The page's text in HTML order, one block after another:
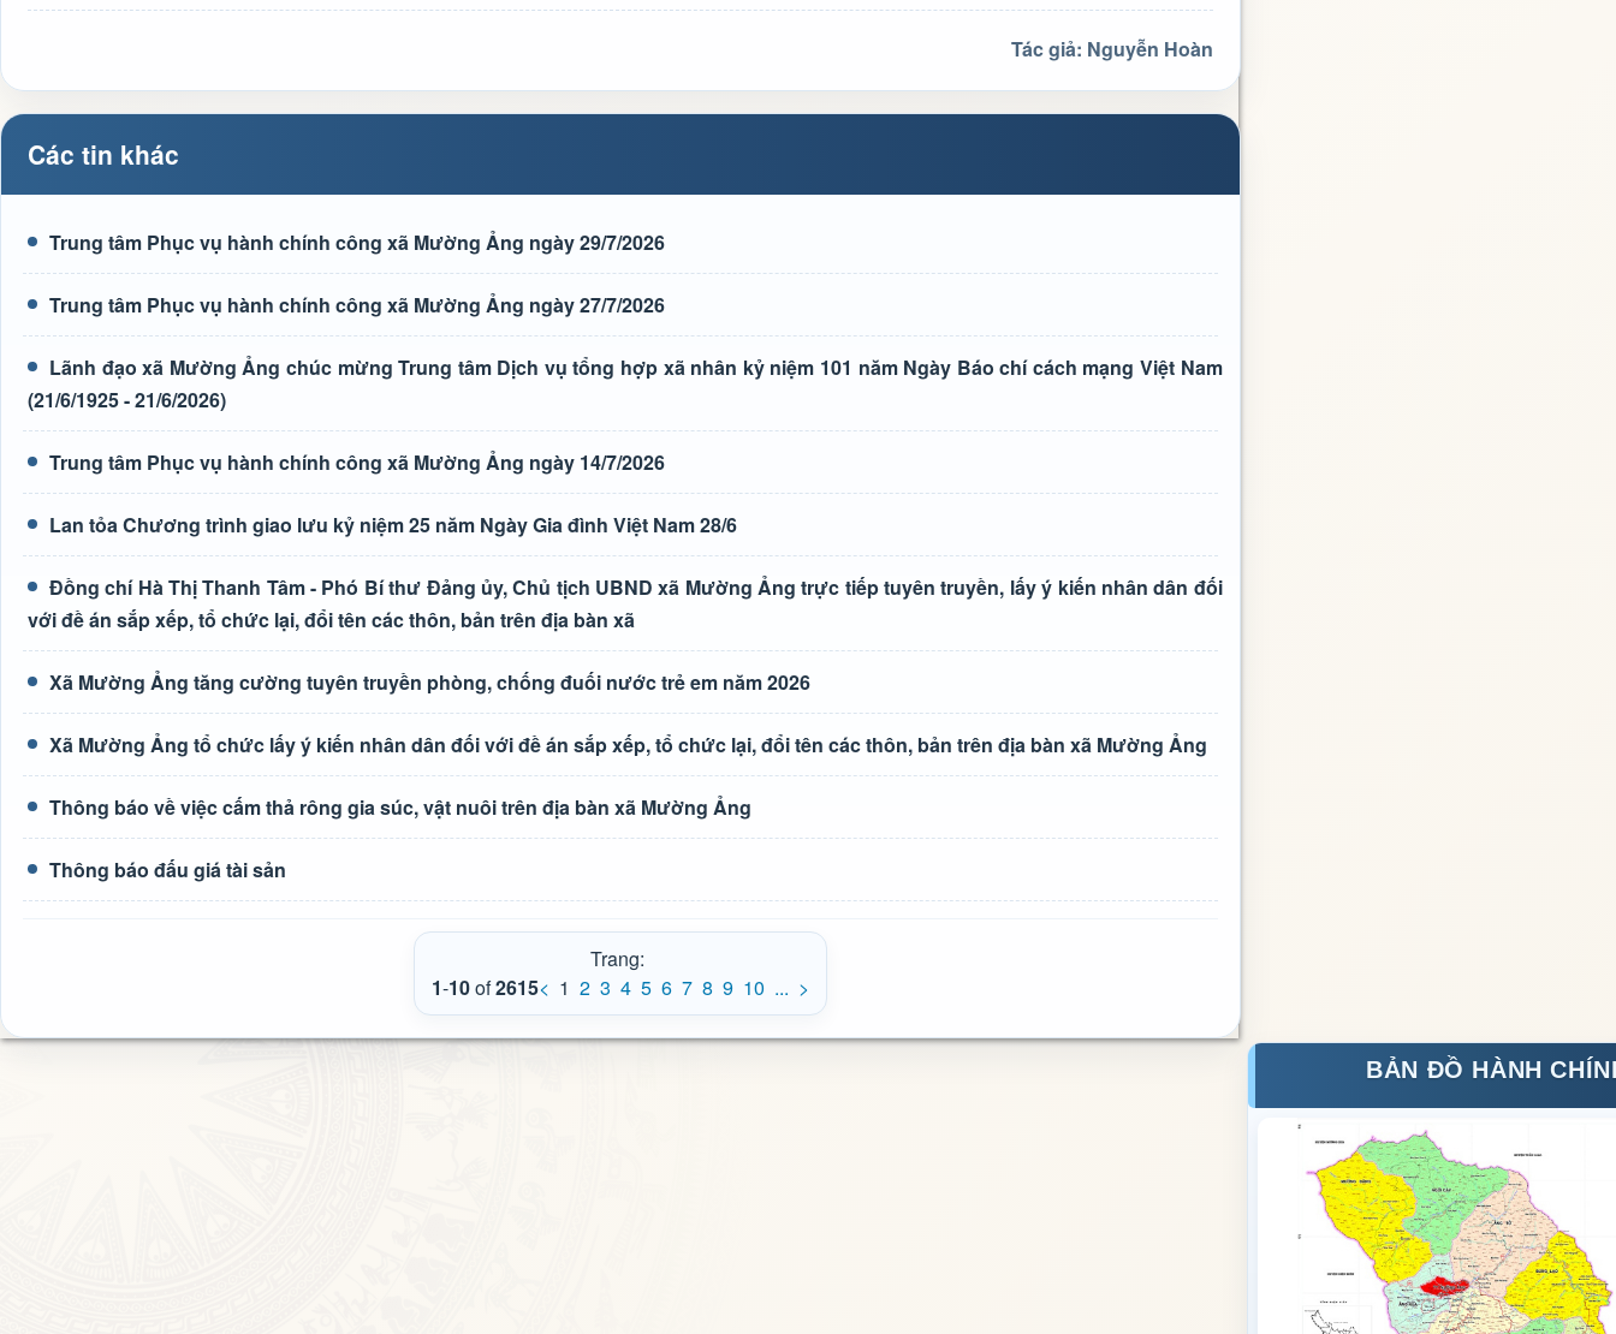
Tác giả: Nguyễn Hoàn
Các tin khác
Trung tâm Phục vụ hành chính công xã Mường Ảng ngày 29/7/2026
Trung tâm Phục vụ hành chính công xã Mường Ảng ngày 27/7/2026
Lãnh đạo xã Mường Ảng chúc mừng Trung tâm Dịch vụ tổng hợp xã nhân kỷ niệm 101 năm Ngày Báo chí cách mạng Việt Nam
(21/6/1925 - 21/6/2026)
Trung tâm Phục vụ hành chính công xã Mường Ảng ngày 14/7/2026
Lan tỏa Chương trình giao lưu kỷ niệm 25 năm Ngày Gia đình Việt Nam 28/6
Đồng chí Hà Thị Thanh Tâm - Phó Bí thư Đảng ủy, Chủ tịch UBND xã Mường Ảng trực tiếp tuyên truyền, lấy ý kiến nhân dân đối
với đề án sắp xếp, tổ chức lại, đổi tên các thôn, bản trên địa bàn xã
Xã Mường Ảng tăng cường tuyên truyền phòng, chống đuối nước trẻ em năm 2026
Xã Mường Ảng tổ chức lấy ý kiến nhân dân đối với đề án sắp xếp, tổ chức lại, đổi tên các thôn, bản trên địa bàn xã Mường Ảng
Thông báo về việc cấm thả rông gia súc, vật nuôi trên địa bàn xã Mường Ảng
Thông báo đấu giá tài sản
Trang:
1-10of2615< 1 2 3 4 5 6 7 8 9 10 ... >
BẢN ĐỒ HÀNH